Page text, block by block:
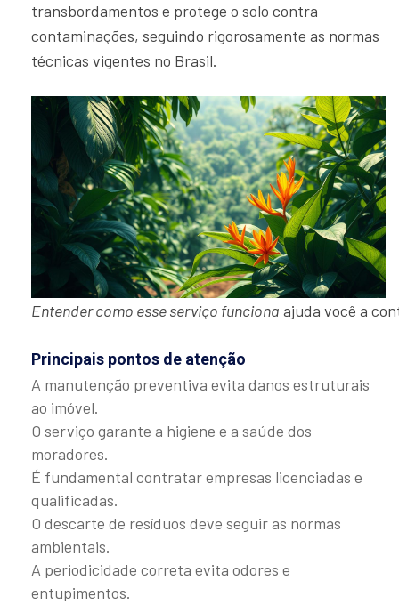
transbordamentos e protege o solo contra
contaminações, seguindo rigorosamente as normas
técnicas vigentes no Brasil.
Entender como esse serviço funciona ajuda você a
Principais pontos de atenção
A manutenção preventiva evita danos estruturais
ao imóvel.
O serviço garante a higiene e a saúde dos
moradores.
É fundamental contratar empresas licenciadas e
qualificadas.
O descarte de resíduos deve seguir as normas
ambientais.
A periodicidade correta evita odores e
entupimentos.